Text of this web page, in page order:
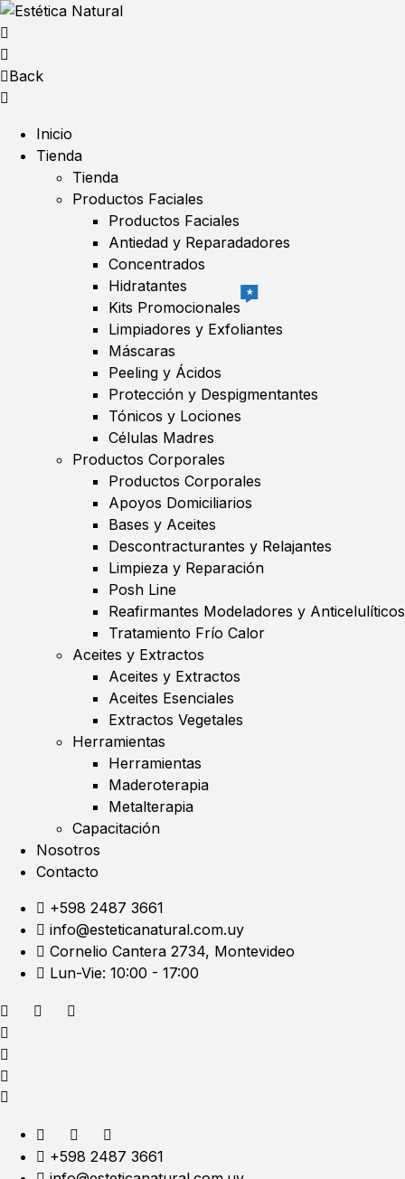
Back
Inicio
Tienda
Tienda
Productos Faciales
Productos Faciales
Antiedad y Reparadadores
Concentrados
Hidratantes
Kits Promocionales
★
Limpiadores y Exfoliantes
Máscaras
Peeling y Ácidos
Protección y Despigmentantes
Tónicos y Lociones
Células Madres
Productos Corporales
Productos Corporales
Apoyos Domiciliarios
Bases y Aceites
Descontracturantes y Relajantes
Limpieza y Reparación
Posh Line
Reafirmantes Modeladores y Anticelulíticos
Tratamiento Frío Calor
Aceites y Extractos
Aceites y Extractos
Aceites Esenciales
Extractos Vegetales
Herramientas
Herramientas
Maderoterapia
Metalterapia
Capacitación
Nosotros
Contacto
+598 2487 3661
info@esteticanatural.com.uy
Cornelio Cantera 2734, Montevideo
Lun-Vie: 10:00 - 17:00
+598 2487 3661